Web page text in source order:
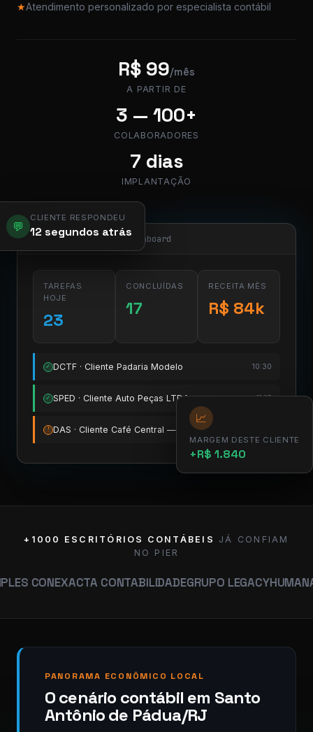
★Atendimento personalizado por especialista contábil
R$ 99/mês
A PARTIR DE
3 — 100+
COLABORADORES
7 dias
IMPLANTAÇÃO
💬
CLIENTE RESPONDEU
12 segundos atrás
app.pier.mobi/dashboard
TAREFAS
HOJE
23
CONCLUÍDAS
17
RECEITA MÊS
R$ 84k
✓ DCTF · Cliente Padaria Modelo 10:30
✓ SPED · Cliente Auto Peças LTDA 11:15
! DAS · Cliente Café Central — vence amanhã
📈
MARGEM DESTE CLIENTE
+R$ 1.840
+1000 ESCRITÓRIOS CONTÁBEIS
JÁ CONFIAM
NO PIER
EXACTA CONTABILIDADEGRUPO LEGACYHUMANA
PANORAMA ECONÔMICO LOCAL
O cenário contábil em Santo
Antônio de Pádua/RJ